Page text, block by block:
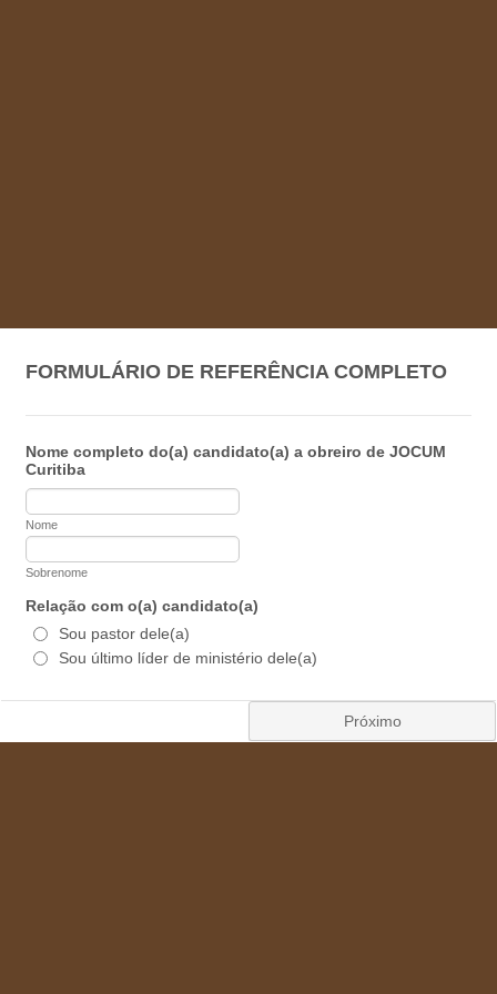
FORMULÁRIO DE REFERÊNCIA COMPLETO
Nome completo do(a) candidato(a) a obreiro de JOCUM
Curitiba
Nome
Sobrenome
Relação com o(a) candidato(a)
Sou pastor dele(a)
Sou último líder de ministério dele(a)
Próximo